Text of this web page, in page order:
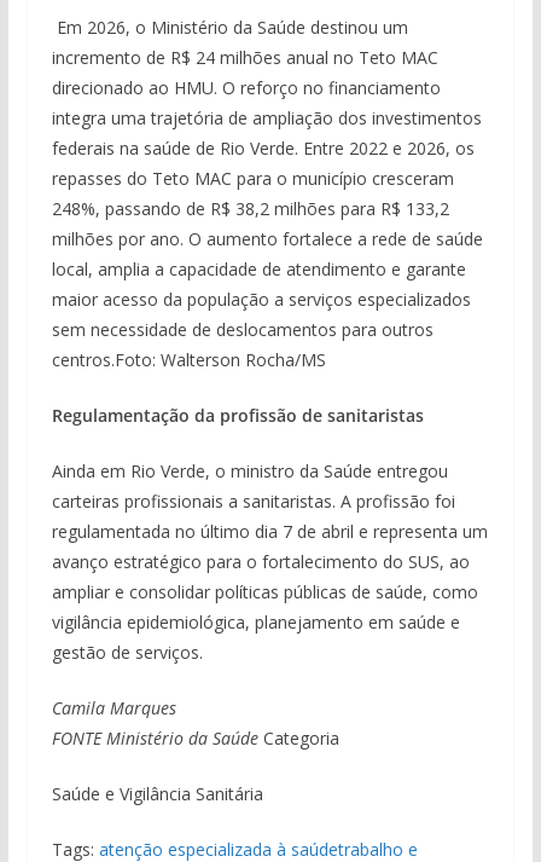
Em 2026, o Ministério da Saúde destinou um
incremento de R$ 24 milhões anual no Teto MAC
direcionado ao HMU. O reforço no financiamento
integra uma trajetória de ampliação dos investimentos
federais na saúde de Rio Verde. Entre 2022 e 2026, os
repasses do Teto MAC para o município cresceram
248%, passando de R$ 38,2 milhões para R$ 133,2
milhões por ano. O aumento fortalece a rede de saúde
local, amplia a capacidade de atendimento e garante
maior acesso da população a serviços especializados
sem necessidade de deslocamentos para outros
centros.Foto: Walterson Rocha/MS
Regulamentação da profissão de sanitaristas
Ainda em Rio Verde, o ministro da Saúde entregou
carteiras profissionais a sanitaristas. A profissão foi
regulamentada no último dia 7 de abril e representa um
avanço estratégico para o fortalecimento do SUS, ao
ampliar e consolidar políticas públicas de saúde, como
vigilância epidemiológica, planejamento em saúde e
gestão de serviços.
Camila Marques
FONTE Ministérioda SaúdeCategoria
Saúde e Vigilância Sanitária
Tags: atenção especializada à saúdetrabalho e